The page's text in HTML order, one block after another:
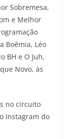
Sobremesa,
e Melhor
Boêmia, Léo
BH e O Juh,
Novo, às
no circuito
Instagram do